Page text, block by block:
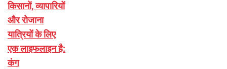
किसानों, व्यापारियों
और रोजाना
यात्रियों के लिए
एक लाइफलाइन है:
कंग